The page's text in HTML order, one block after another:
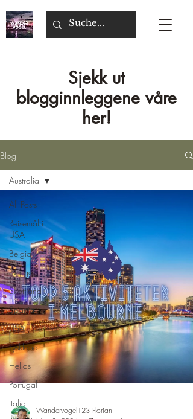
Sjekk ut
blogginnleggene våre
her!
Blog
All Posts
Reisemål i
USA
Belgia
Norge
Skottland
Spania
USA
Tyskland
Hellas
Portugal
Italia
Australia
Wandervogel123 Florian